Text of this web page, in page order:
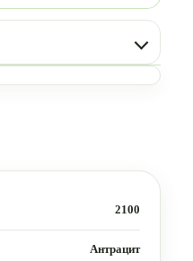
2100
Антрацит